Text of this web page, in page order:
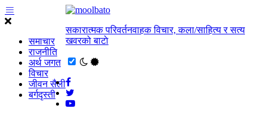
समाचार
राजनीति
अर्थ जगत
विचार
जीवन सैली
बर्गदृस्ती
सकारात्मक परिवर्तनवाहक विचार, कला/साहित्य र सत्य
खवरको बाटाे